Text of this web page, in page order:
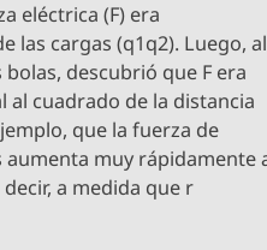
eléctrica (F) era
las cargas (q1q2). Luego, al
descubrió que F era
cuadrado de la distancia
que la fuerza de
muy rápidamente
a medida que r